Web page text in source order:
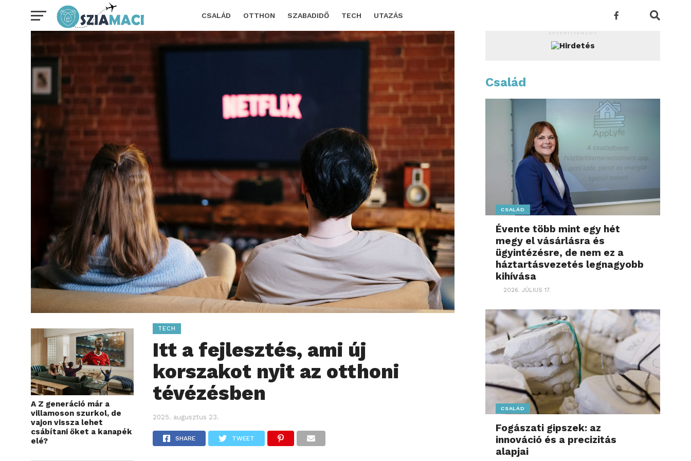
CSALÁD OTTHON SZABADIDŐ TECH UTAZÁS
A Z generáció már a
villamoson szurkol, de
vajon vissza lehet
csábítani őket a kanapék
elé?
TECH
Itt a fejlesztés, ami új
korszakot nyit az otthoni
tévézésben
2025. augusztus 23.
SHARE TWEET
ADVERTISEMENT
Család
CSALÁD
Évente több mint egy hét
megy el vásárlásra és
ügyintézésre, de nem ez a
háztartásvezetés legnagyobb
kihívása
2026. JÚLIUS 17.
CSALÁD
Fogászati gipszek: az
innováció és a precizitás
alapjai